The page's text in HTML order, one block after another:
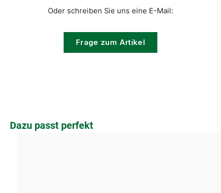
Oder schreiben Sie uns eine E-Mail:
Frage zum Artikel
Produktgalerie überspringen
Dazu passt perfekt